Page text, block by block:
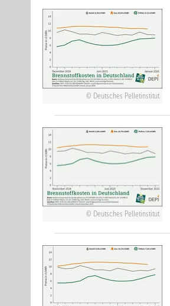
Deutsches Pelletinstitut
Deutsches Pelletinstitut